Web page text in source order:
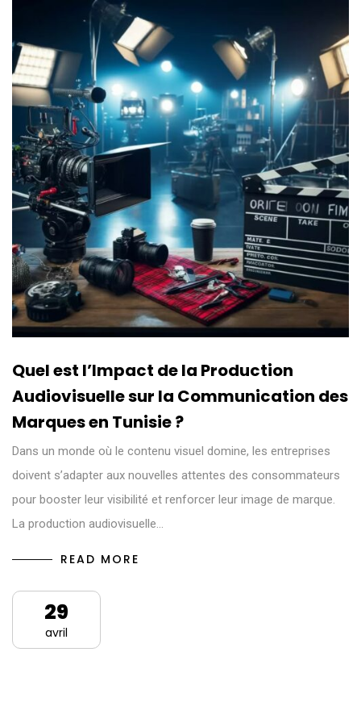
Quel est l’Impact de la Production
Audiovisuelle sur la Communication des
Marques en Tunisie ?
Dans un monde où le contenu visuel domine, les entreprises
doivent s’adapter aux nouvelles attentes des consommateurs
pour booster leur visibilité et renforcer leur image de marque.
La production audiovisuelle…
READ MORE
29
avril